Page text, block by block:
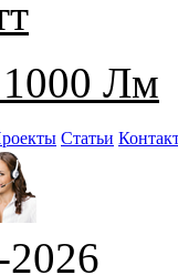
1000 Лм
Статьи